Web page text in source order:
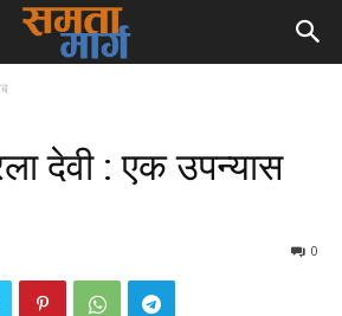
देवी : एक उपन्यास
0